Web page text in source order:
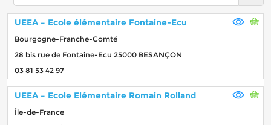
UEEA – Ecole élémentaire Fontaine-Ecu
Bourgogne-Franche-Comté
28 bis rue de Fontaine-Ecu 25000 BESANÇON
03 81 53 42 97
UEEA – Ecole Elémentaire Romain Rolland
Île-de-France